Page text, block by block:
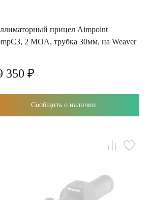
прицел Aimpoint
2 MOA, трубка 30мм, на Weaver
350 ₽
Сообщить о наличии